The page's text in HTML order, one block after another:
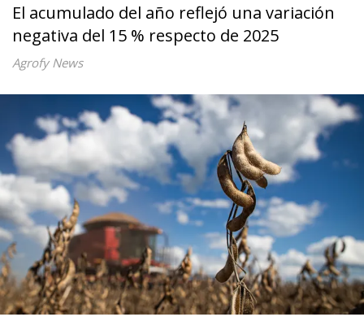
El acumulado del año reflejó una variación
negativa del 15 % respecto de 2025
Agrofy News